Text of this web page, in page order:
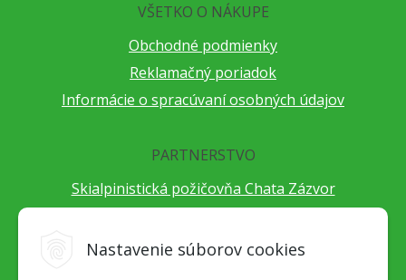
Nastavenie súborov cookies
VŠETKO O NÁKUPE
Obchodné podmienky
Reklamačný poriadok
Informácie o spracúvaní osobných údajov
PARTNERSTVO
Skialpinistická požičovňa Chata Zázvor
Cestovateľský festival Cestou necestou